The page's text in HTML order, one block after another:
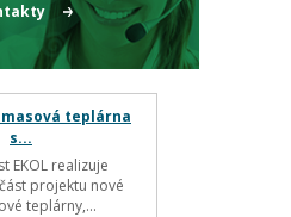
teplárna
s...
EKOL realizuje
projektu nové
teplárny,...